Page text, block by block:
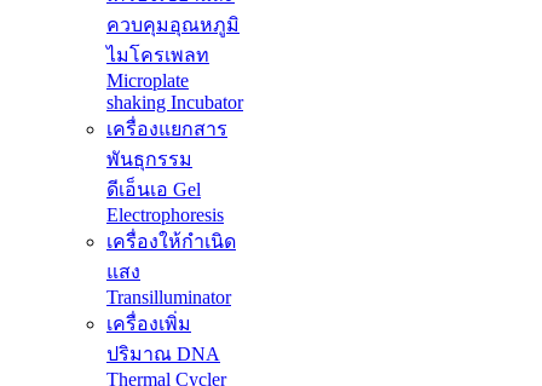
ควบคุมอุณหภูมิ
ไมโครเพลท
Microplate
shaking Incubator
เครื่องแยกสาร
พันธุกรรม
ดีเอ็นเอ Gel
Electrophoresis
เครื่องให้กำเนิด
แสง
Transilluminator
เครื่องเพิ่ม
ปริมาณ DNA
Thermal Cycler